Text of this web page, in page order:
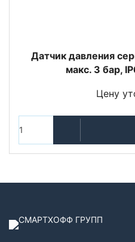
Датчик давления
макс. 3 бар,
Цену